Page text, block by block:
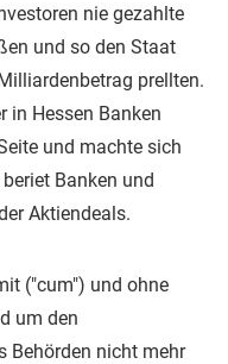
nie gezahlte
und so den Staat
prellten.
in Hessen Banken
und machte sich
Banken und
Aktiendeals.
("cum") und ohne
um den
Behörden nicht mehr